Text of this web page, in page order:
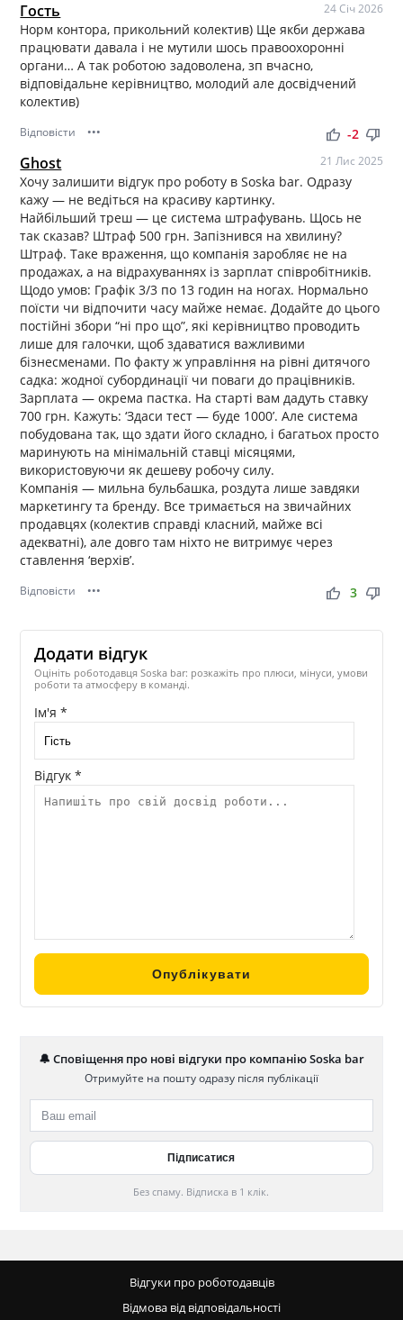
Гость 24 Січ 2026
Норм контора, прикольний колектив) Ще якби держава
працювати давала і не мутили шось правоохоронні
органи… А так роботою задоволена, зп вчасно,
відповідальне керівництво, молодий але досвідчений
колектив)
Відповісти ••• thumb_up thumb_down
-2
Ghost 21 Лис 2025
Хочу залишити відгук про роботу в Soska bar. Одразу
кажу — не ведіться на красиву картинку.
Найбільший треш — це система штрафувань. Щось не
так сказав? Штраф 500 грн. Запізнився на хвилину?
Штраф. Таке враження, що компанія заробляє не на
продажах, а на відрахуваннях із зарплат співробітників.
Щодо умов: Графік 3/3 по 13 годин на ногах. Нормально
поїсти чи відпочити часу майже немає. Додайте до цього
постійні збори “ні про що”, які керівництво проводить
лише для галочки, щоб здаватися важливими
бізнесменами. По факту ж управління на рівні дитячого
садка: жодної субординації чи поваги до працівників.
Зарплата — окрема пастка. На старті вам дадуть ставку
700 грн. Кажуть: ‘Здаси тест — буде 1000’. Але система
побудована так, що здати його складно, і багатьох просто
маринують на мінімальній ставці місяцями,
використовуючи як дешеву робочу силу.
Компанія — мильна бульбашка, роздута лише завдяки
маркетингу та бренду. Все тримається на звичайних
продавцях (колектив справді класний, майже всі
адекватні), але довго там ніхто не витримує через
ставлення ‘верхів’.
Відповісти ••• thumb_up thumb_down
3
Додати відгук
Оцініть роботодавця Soska bar: розкажіть про плюси, мінуси, умови
роботи та атмосферу в команді.
Ім'я *
Відгук *
🔔 Сповіщення про нові відгуки про компанію Soska bar
Отримуйте на пошту одразу після публікації
Без спаму. Відписка в 1 клік.
Відгуки про роботодавців
Відмова від відповідальності